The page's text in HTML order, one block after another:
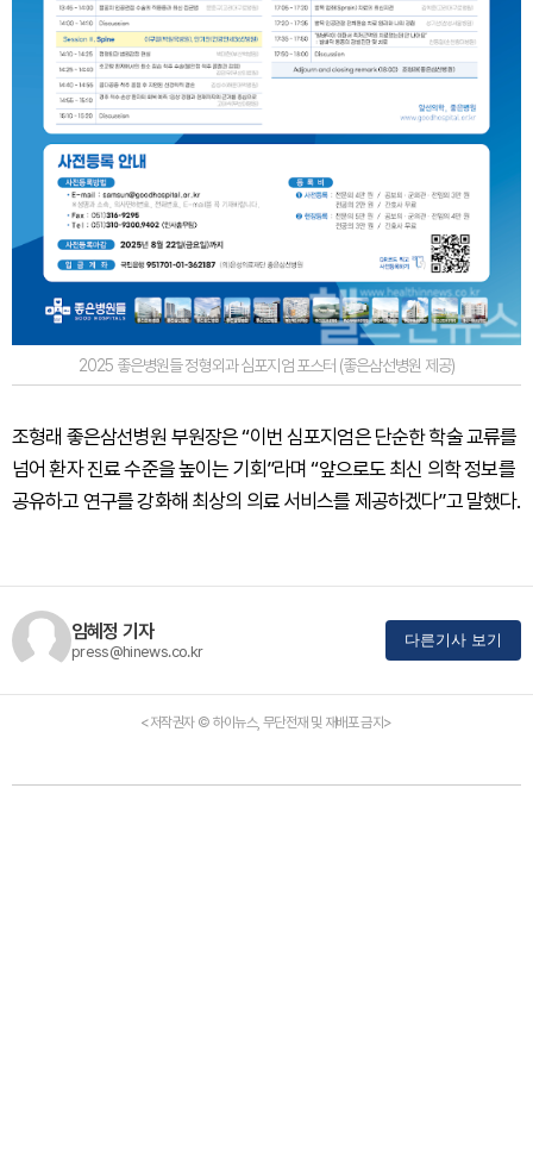
2025 좋은병원들 정형외과 심포지엄 포스터 (좋은삼선병원 제공)
조형래 좋은삼선병원 부원장은 “이번 심포지엄은 단순한 학술 교류를
넘어 환자 진료 수준을 높이는 기회”라며 “앞으로도 최신 의학 정보를
공유하고 연구를 강화해 최상의 의료 서비스를 제공하겠다”고 말했다.
임혜정 기자
press@hinews.co.kr
다른기사 보기
<저작권자 © 하이뉴스, 무단전재 및 재배포 금지>